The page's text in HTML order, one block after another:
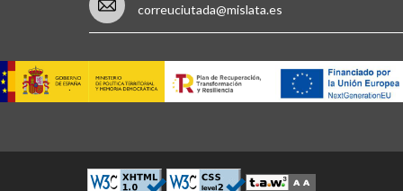
correuciutada@mislata.es